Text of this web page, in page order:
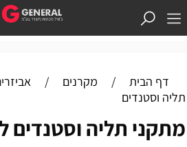
דף הבית / מקרנים /
תליה וסטנדים
מתקני תליה וסטנדים